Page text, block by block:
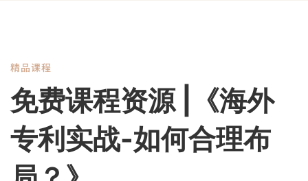
免
费
精品课程
免费课程资源 |《海外
专利实战-如何合理布